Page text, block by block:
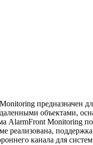
предназначен
объектами,
AlarmFront Monitoring
поддержка
канала для